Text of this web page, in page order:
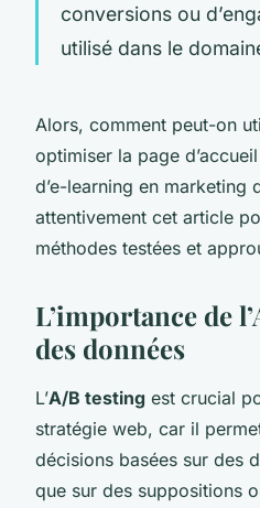
conversions ou
utilisé dans le
Alors, comment peut-on
optimiser la page
d’e-learning en marketing
attentivement cet article
méthodes testées et
L’importance de
des données
L’A/B testing est crucial
stratégie web, car il
décisions basées sur des
que sur des suppositions